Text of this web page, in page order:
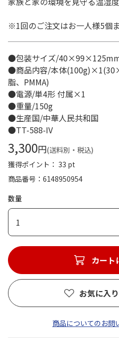
※1回のご注文はお一人様5個
●包装サイズ/
●商品内容/本体
脂、PMMA)
●電源/単4形 付属×1
●重量/150g
●生産国/中華人民共和国
●TT-588-IV
3,300円(送料別・税込)
獲得ポイント： 33 pt
商品番号
6148950954
数量
1
カート
お気に入
商品についてのお問